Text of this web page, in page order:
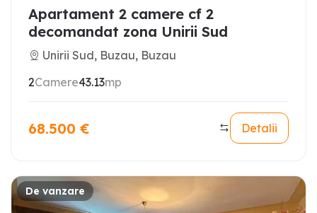
Apartament 2 camere cf 2
decomandat zona Unirii Sud
Unirii Sud, Buzau, Buzau
2Camere43.13mp
68.500 € Detalii
De vanzare